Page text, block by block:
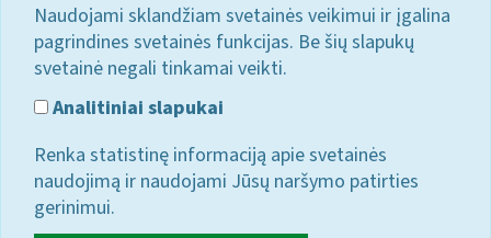
Naudojami sklandžiam svetainės veikimui ir įgalina
pagrindines svetainės funkcijas. Be šių slapukų
svetainė negali tinkamai veikti.
Analitiniai slapukai
Renka statistinę informaciją apie svetainės
naudojimą ir naudojami Jūsų naršymo patirties
gerinimui.